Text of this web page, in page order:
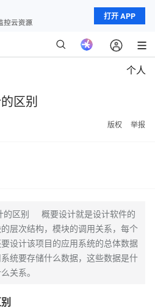
打开 APP
个人
区别
版权 举报
的区别 概要设计就是设计软件的
层次结构，模块的调用关系，每个
设计该项目的应用系统的总体数据
统要存储什么数据，这些数据是什
关系。